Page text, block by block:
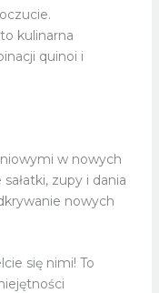
kulinarna
quinoi i
w nowych
zupy i dania
nowych
się nimi! To